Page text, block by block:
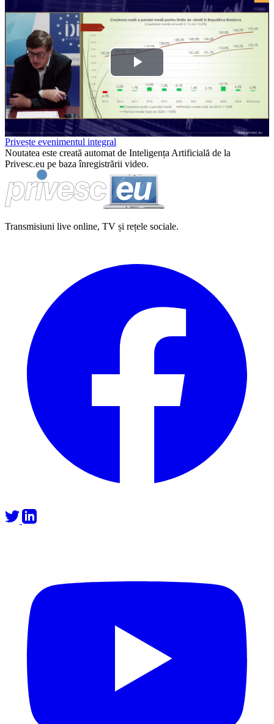
Play
Video
Privește evenimentul integral
Noutatea este creată automat de Inteligența Artificială de la
Privesc.eu pe baza înregistrării video.
Transmisiuni live online, TV și rețele sociale.